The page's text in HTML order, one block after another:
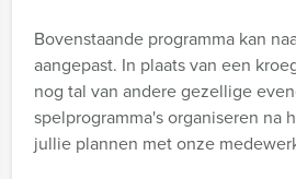
Bovenstaande programma kan
aangepast. In plaats van een
nog tal van andere gezellige
spelprogramma's organiseren na
jullie plannen met onze